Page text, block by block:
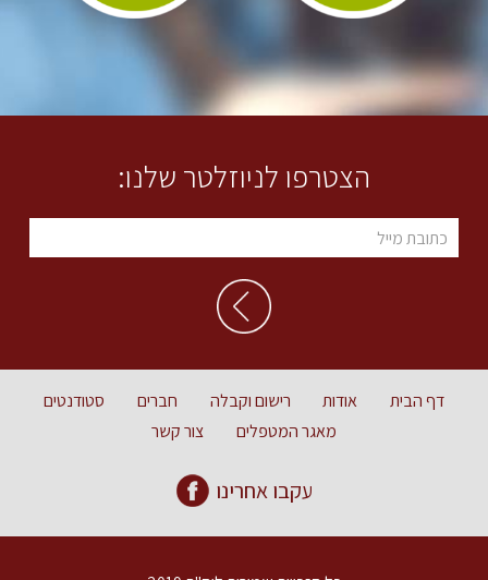
הצטרפו לניוזלטר שלנו:
דף הבית אודות רישום וקבלה חברים
סטודנטים
מאגר המטפלים
צור קשר
עקבו אחרינו